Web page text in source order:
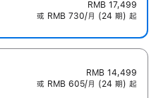
RMB 17,499
或 RMB 730/月 (24 期) 起
RMB 14,499
或 RMB 605/月 (24 期) 起